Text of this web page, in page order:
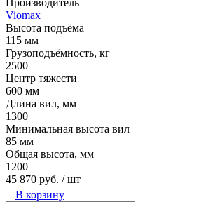
Viomax
Высота подъёма
115 мм
Грузоподъёмность, кг
2500
Центр тяжести
600 мм
Длина вил, мм
1300
Минимальная высота вил
85 мм
Общая высота, мм
1200
45 870 руб. / шт
В корзину